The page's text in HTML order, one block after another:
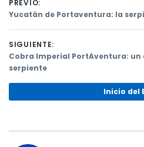
Navegación
de
entradas
PREVIO:
Previous
Yucatán de Portaventura: la
SIGUIENTE:
Next
post:
Cobra Imperial PortAventura:
serpiente
Inicio del